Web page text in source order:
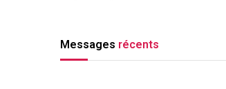
Messages récents